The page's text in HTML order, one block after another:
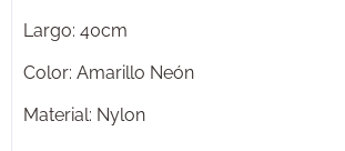
Largo: 40cm
Color: Amarillo Neón
Material: Nylon